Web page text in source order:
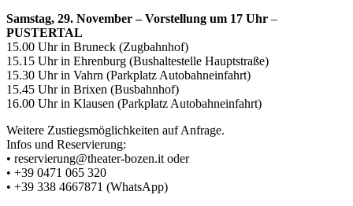
Samstag, 29. November – Vorstellung um 17 Uhr –
PUSTERTAL
15.00 Uhr in Bruneck (Zugbahnhof)
15.15 Uhr in Ehrenburg (Bushaltestelle Hauptstraße)
15.30 Uhr in Vahrn (Parkplatz Autobahneinfahrt)
15.45 Uhr in Brixen (Busbahnhof)
16.00 Uhr in Klausen (Parkplatz Autobahneinfahrt)
Weitere Zustiegsmöglichkeiten auf Anfrage.
Infos und Reservierung:
• reservierung@theater-bozen.it oder
• +39 0471 065 320
• +39 338 4667871 (WhatsApp)